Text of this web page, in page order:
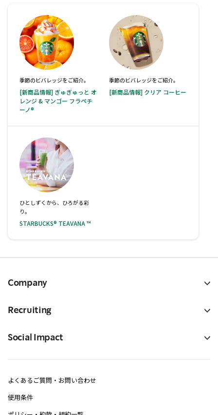
季節のビバレッジをご紹介。
[新商品情報] ぎゅぎゅっと オ
レンジ & マンゴー フラペチ
ーノ®
季節のビバレッジをご紹介。
[新商品情報] クリア コーヒー
ひとしずくから、ひろがる彩
り。
STARBUCKS® TEAVANA ™
Company
Recruiting
Social Impact
よくあるご質問・お問い合わせ
使用条件